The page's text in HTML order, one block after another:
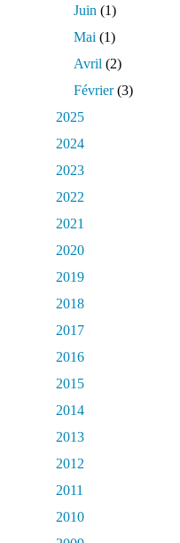
Juin (1)
Mai (1)
Avril (2)
Février(3)
2025
2024
2023
2022
2021
2020
2019
2018
2017
2016
2015
2014
2013
2012
2011
2010